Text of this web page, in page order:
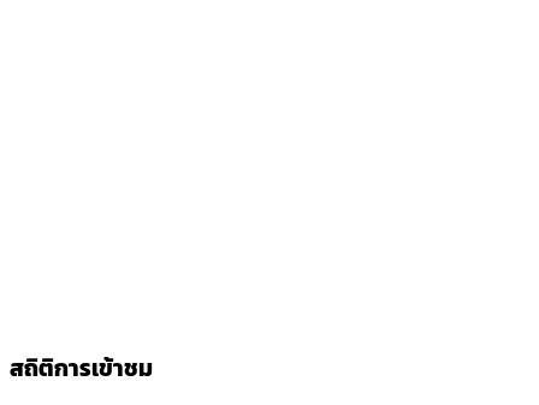
สถิติการเข้าชม